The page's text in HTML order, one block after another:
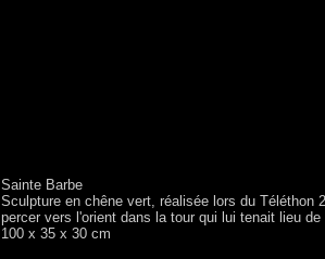
Sainte Barbe
Sculpture en chêne vert, réalisée lors du Téléthon
percer vers l'orient dans la tour qui lui tenait lieu de
100 x 35 x 30 cm